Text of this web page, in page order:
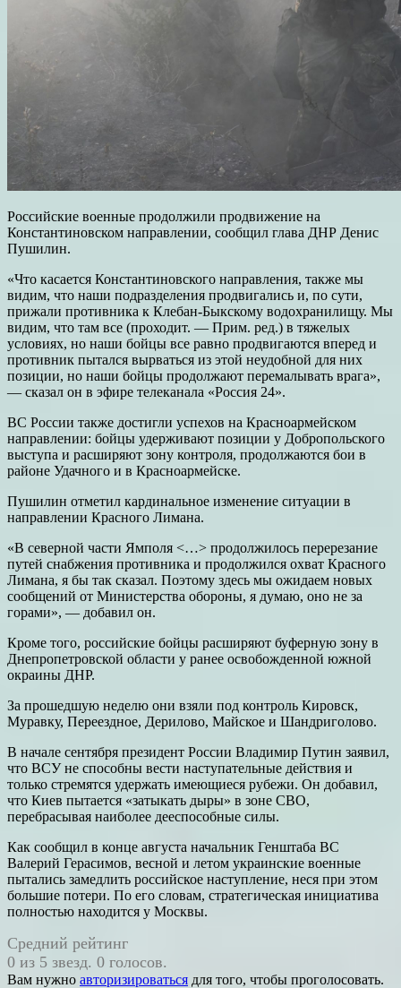
Российские военные продолжили продвижение на
Константиновском направлении, сообщил глава ДНР Денис
Пушилин.
«Что касается Константиновского направления, также мы
видим, что наши подразделения продвигались и, по сути,
прижали противника к Клебан-Быкскому водохранилищу. Мы
видим, что там все (проходит. — Прим. ред.) в тяжелых
условиях, но наши бойцы все равно продвигаются вперед и
противник пытался вырваться из этой неудобной для них
позиции, но наши бойцы продолжают перемалывать врага»,
— сказал он в эфире телеканала «Россия 24».
ВС России также достигли успехов на Красноармейском
направлении: бойцы удерживают позиции у Добропольского
выступа и расширяют зону контроля, продолжаются бои в
районе Удачного и в Красноармейске.
Пушилин отметил кардинальное изменение ситуации в
направлении Красного Лимана.
«В северной части Ямполя <…> продолжилось перерезание
путей снабжения противника и продолжился охват Красного
Лимана, я бы так сказал. Поэтому здесь мы ожидаем новых
сообщений от Министерства обороны, я думаю, оно не за
горами», — добавил он.
Кроме того, российские бойцы расширяют буферную зону в
Днепропетровской области у ранее освобожденной южной
окраины ДНР.
За прошедшую неделю они взяли под контроль Кировск,
Муравку, Переездное, Дерилово, Майское и Шандриголово.
В начале сентября президент России Владимир Путин заявил,
что ВСУ не способны вести наступательные действия и
только стремятся удержать имеющиеся рубежи. Он добавил,
что Киев пытается «затыкать дыры» в зоне СВО,
перебрасывая наиболее дееспособные силы.
Как сообщил в конце августа начальник Генштаба ВС
Валерий Герасимов, весной и летом украинские военные
пытались замедлить российское наступление, неся при этом
большие потери. По его словам, стратегическая инициатива
полностью находится у Москвы.
Средний рейтинг
0 из 5 звезд. 0 голосов.
Вам нужно авторизироваться для того, чтобы проголосовать.